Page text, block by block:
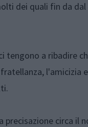
dei quali fin da
tengono a ribadire
l'amicizia
circa il